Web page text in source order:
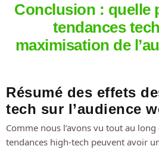
Conclusion : quelle
tendances
maximisation de
Résumé des effets
tech sur l’audience
Comme nous l’avons vu tout au
tendances high-tech peuvent avoir